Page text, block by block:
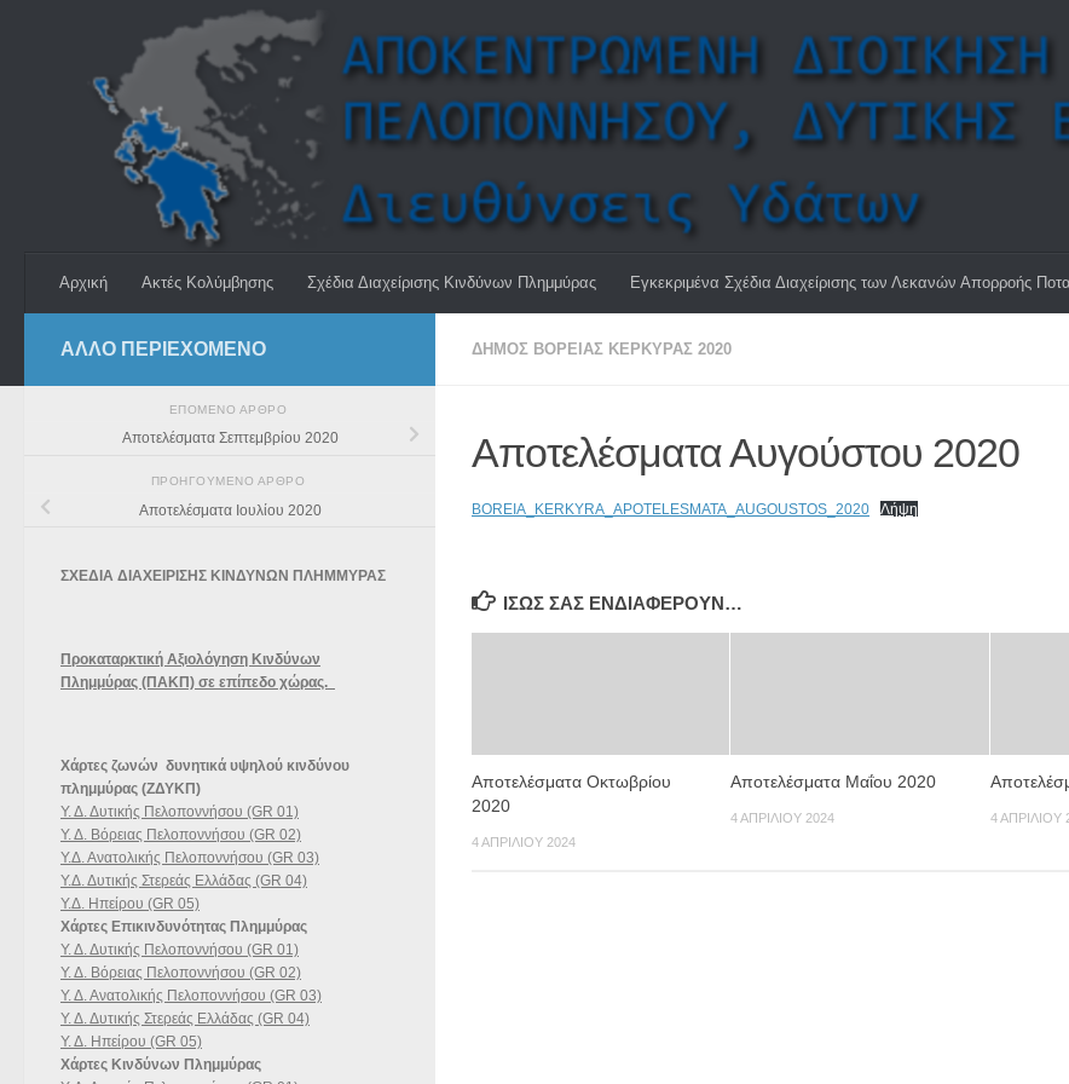
Αρχική Ακτές Κολύμβησης Σχέδια Διαχείρισης Κινδύνων Πλημμύρας Εγκεκριμένα Σχέδια Διαχείρισης των Λεκανών Απορροής
ΔΉΜΟΣ ΒΌΡΕΙΑΣ ΚΈΡΚΥΡΑΣ 2020
Αποτελέσματα Αυγούστου 2020
BOREIA_KERKYRA_APOTELESMATA_AUGOUSTOS_2020 Λήψη
ΊΣΩΣ ΣΑΣ ΕΝΔΙΑΦΈΡΟΥΝ…
Αποτελέσματα Οκτωβρίου
2020
4 ΑΠΡΙΛΊΟΥ 2024
Αποτελέσματα Μαΐου 2020
4 ΑΠΡΙΛΊΟΥ 2024 4 ΑΠΡΙΛΊΟΥ
ΆΛΛΟ ΠΕΡΙΕΧΟΜΕΝΟ
ΕΠΌΜΕΝΟ ΆΡΘΡΟ
Αποτελέσματα Σεπτεμβρίου 2020
ΠΡΟΗΓΟΎΜΕΝΟ ΆΡΘΡΟ
Αποτελέσματα Ιουλίου 2020
ΣΧΕΔΙΑ ΔΙΑΧΕΙΡΙΣΗΣ ΚΙΝΔΥΝΩΝ ΠΛΗΜΜΥΡΑΣ
Προκαταρκτική Αξιολόγηση Κινδύνων
Πλημμύρας (ΠΑΚΠ) σε επίπεδο χώρας.
Χάρτες ζωνών δυνητικά υψηλού κινδύνου
πλημμύρας (ΖΔΥΚΠ)
Υ. Δ. Δυτικής Πελοποννήσου (GR 01)
Υ. Δ. Βόρειας Πελοποννήσου (GR 02)
Υ.Δ. Ανατολικής Πελοποννήσου (GR 03)
Υ.Δ. Δυτικής Στερεάς Ελλάδας (GR 04)
Υ.Δ. Ηπείρου (GR 05)
Χάρτες Επικινδυνότητας Πλημμύρας
Υ. Δ. Δυτικής Πελοποννήσου (GR 01)
Υ. Δ. Βόρειας Πελοποννήσου (GR 02)
Υ. Δ. Ανατολικής Πελοποννήσου (GR 03)
Υ. Δ. Δυτικής Στερεάς Ελλάδας (GR 04)
Υ. Δ. Ηπείρου (GR 05)
Χάρτες Κινδύνων Πλημμύρας